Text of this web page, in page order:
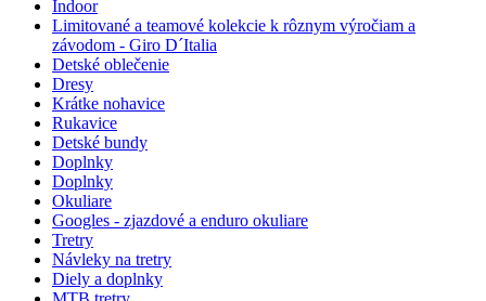
Indoor
Limitované a teamové kolekcie k rôznym výročiam a
závodom - Giro D´Italia
Detské oblečenie
Dresy
Krátke nohavice
Rukavice
Detské bundy
Doplnky
Doplnky
Okuliare
Googles - zjazdové a enduro okuliare
Tretry
Návleky na tretry
Diely a doplnky